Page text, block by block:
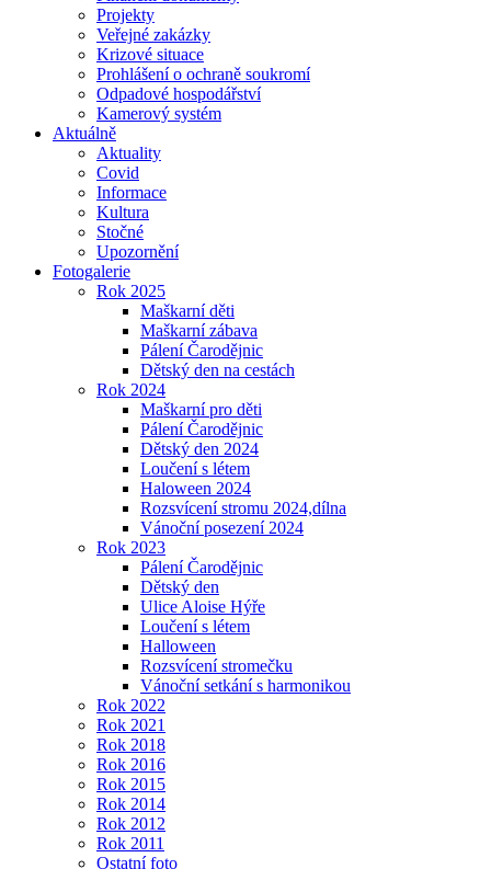
Projekty
Veřejné zakázky
Krizové situace
Prohlášení o ochraně soukromí
Odpadové hospodářství
Kamerový systém
Aktuálně
Aktuality
Covid
Informace
Kultura
Stočné
Upozornění
Fotogalerie
Rok 2025
Maškarní děti
Maškarní zábava
Pálení Čarodějnic
Dětský den na cestách
Rok 2024
Maškarní pro děti
Pálení Čarodějnic
Dětský den 2024
Loučení s létem
Haloween 2024
Rozsvícení stromu 2024,dílna
Vánoční posezení 2024
Rok 2023
Pálení Čarodějnic
Dětský den
Ulice Aloise Hýře
Loučení s létem
Halloween
Rozsvícení stromečku
Vánoční setkání s harmonikou
Rok 2022
Rok 2021
Rok 2018
Rok 2016
Rok 2015
Rok 2014
Rok 2012
Rok 2011
Ostatní foto